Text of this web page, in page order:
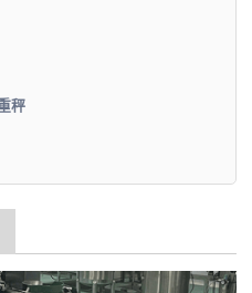
秤